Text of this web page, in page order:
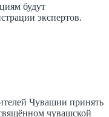
будут
экспертов.
Чувашии принять
чувашской